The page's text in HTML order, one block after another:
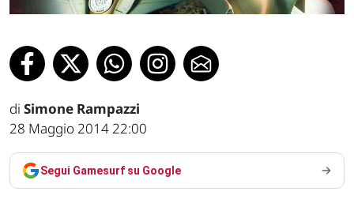
di Simone Rampazzi
28 Maggio 2014 22:00
Segui Gamesurf su Google